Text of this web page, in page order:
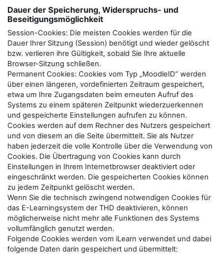
Dauer der Speicherung, Widerspruchs- und
Beseitigungsmöglichkeit
Session-Cookies: Die meisten Cookies werden für die
Dauer Ihrer Sitzung (Session) benötigt und wieder gelöscht
bzw. verlieren ihre Gültigkeit, sobald Sie Ihre aktuelle
Browser-Sitzung schließen.
Permanent Cookies: Cookies vom Typ „MoodleID“ werden
über einen längeren, vordefinierten Zeitraum gespeichert,
etwa um Ihre Zugangsdaten beim erneuten Aufruf des
Systems zu einem späteren Zeitpunkt wiederzuerkennen
und gespeicherte Einstellungen aufrufen zu können.
Cookies werden auf dem Rechner des Nutzers gespeichert
und von diesem an die Seite übermittelt. Sie als Nutzer
haben jederzeit die volle Kontrolle über die Verwendung von
Cookies. Die Übertragung von Cookies kann durch
Einstellungen in Ihrem Internetbrowser deaktiviert oder
eingeschränkt werden. Die gespeicherten Cookies können
zu jedem Zeitpunkt gelöscht werden.
Wenn Sie die technisch zwingend notwendigen Cookies für
das E-Learningsystem der THD deaktivieren, können
möglicherweise nicht mehr alle Funktionen des Systems
vollumfänglich genutzt werden.
Folgende Cookies werden vom iLearn verwendet und dabei
folgende Daten darin gespeichert und übermittelt: